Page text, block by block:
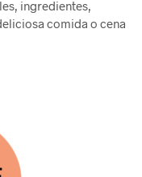
ingredientes,
comida o cena